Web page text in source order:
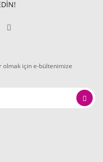
olmak için e-bültenimize